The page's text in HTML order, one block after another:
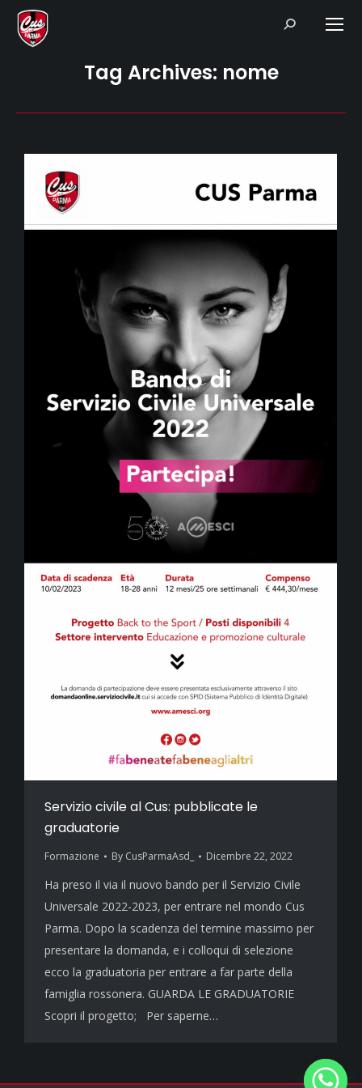
Search:
Tag Archives: nome
Servizio civile al Cus: pubblicate le
graduatorie
Formazione By CusParmaAsd_ Dicembre 22, 2022
Ha preso il via il nuovo bando per il Servizio Civile
Universale 2022-2023, per entrare nel mondo Cus
Parma. Dopo la scadenza del termine massimo per
presentare la domanda, e i colloqui di selezione
ecco la graduatoria per entrare a far parte della
famiglia rossonera. GUARDA LE GRADUATORIE
Scopri il progetto; Per saperne…